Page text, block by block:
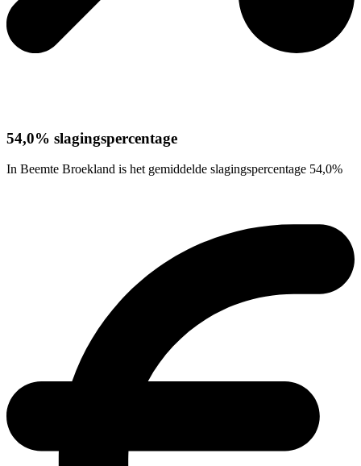
54,0% slagingspercentage
In Beemte Broekland is het gemiddelde slagingspercentage 54,0%